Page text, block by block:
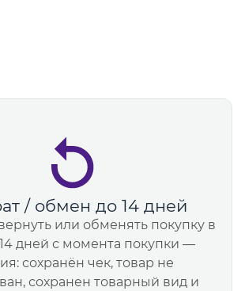
/ обмен до 14 дней
или обменять покупку в
дней с момента покупки —
сохранён чек, товар не
сохранен товарный вид и